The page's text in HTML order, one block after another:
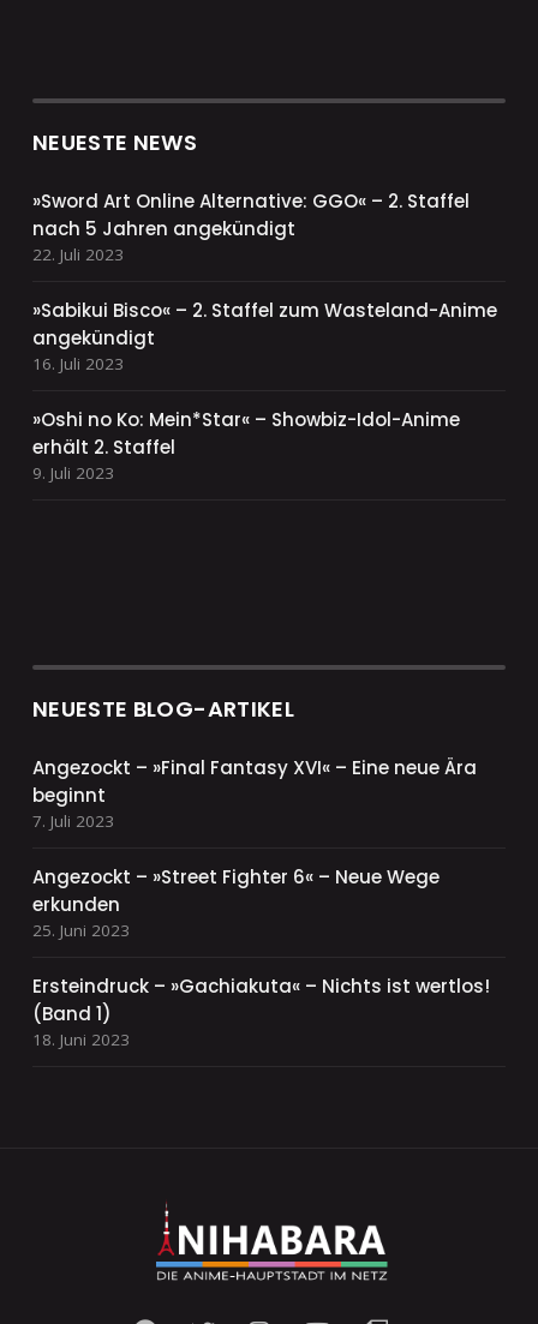
NEUESTE NEWS
»Sword Art Online Alternative: GGO« – 2. Staffel
nach 5 Jahren angekündigt
22. Juli 2023
»Sabikui Bisco« – 2. Staffel zum Wasteland-Anime
angekündigt
16. Juli 2023
»Oshi no Ko: Mein*Star« – Showbiz-Idol-Anime
erhält 2. Staffel
9. Juli 2023
NEUESTE BLOG-ARTIKEL
Angezockt – »Final Fantasy XVI« – Eine neue Ära
beginnt
7. Juli 2023
Angezockt – »Street Fighter 6« – Neue Wege
erkunden
25. Juni 2023
Ersteindruck – »Gachiakuta« – Nichts ist wertlos!
(Band 1)
18. Juni 2023